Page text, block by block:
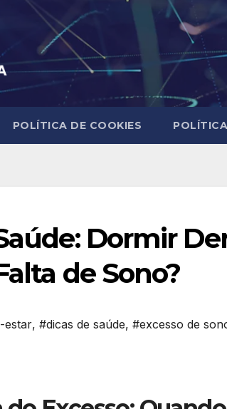
POLÍTICA DE COOKIES
Dormir
de Sono?
estar, #dicas de saúde, #excesso de